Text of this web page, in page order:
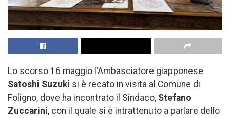
Lo scorso 16 maggio l’Ambasciatore giapponese
Satoshi Suzuki si è recato in visita al Comune di
Foligno, dove ha incontrato il Sindaco, Stefano
Zuccarini, con il quale si è intrattenuto a parlare dello